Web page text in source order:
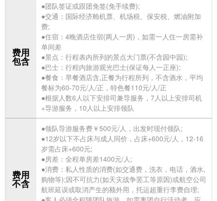
费用
包含
●团队签证或跟团免签(免手续费);
●交通：国际经济舱机票、机场税、保安税、燃油附加
费;
●住宿：4晚酒店住宿(两人一房)，如需一人住一房需补
单间差
●景点：行程表内所列的景点大门票(不含园中园);
●巴士：行程内旅游观光巴士(保证每人一正座);
●餐食：早餐酒店含,正餐为行程所列，不含酒水，平均
餐标为60-70元/人/正，特色餐110元/人/正
●根据人数6人以下安排司兼导服务，7人以上安排司机
+导游服务，10人以上安排领队
费用
不含
●领队导游服务费￥500元/人，出发时现付领队;
●12岁以下不占床与成人同价，占床+600元/人，12-16
岁需占床+600元;
●房差：全程单房差1400元/人;
●消费：私人性质的消费(如交通费，洗衣，电话，酒水,
购物等);因不可抗力(如天灾战争罢工等原因)或航空公司
航班延误或取消产生的额外用，托运超重行李费自理;